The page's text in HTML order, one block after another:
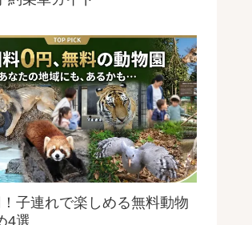
子連れで楽しめる無料動物
4選